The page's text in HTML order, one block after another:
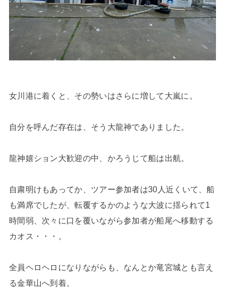
女川港に着くと、その勢いはさらに増して大嵐に。
自分を呼んだ存在は、そう大龍神でありました。
龍神嬉ション大歓迎の中、かろうじて船は出航。
自粛明けもあってか、ツアー参加者は30人近くいて、船
も満席でしたが、転覆するかのような大波に揺られて1
時間弱、次々に口を覆いながら参加者が船尾へ移動する
カオス・・・。
全員ヘロヘロになりながらも、なんとか竜宮城とも言え
る金華山へ到着。